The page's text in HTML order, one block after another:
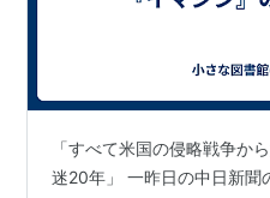
「すべて米国の侵略戦争か
迷20年」 一昨日の中日新聞